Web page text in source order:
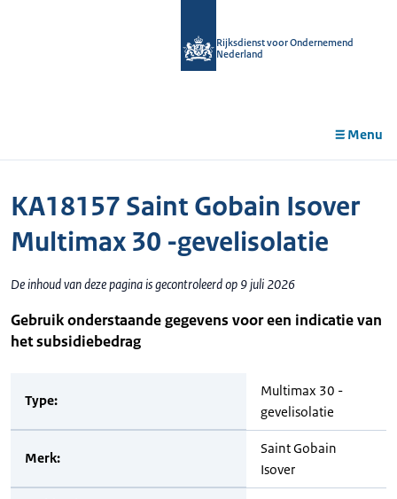
Rijksdienst voor Ondernemend
Nederland
Menu
KA18157 Saint Gobain Isover
Multimax 30 -gevelisolatie
De inhoud van deze pagina is gecontroleerd op 9 juli 2026
Gebruik onderstaande gegevens voor een indicatie van
het subsidiebedrag
Type:
Multimax 30 -
gevelisolatie
Merk:
Saint Gobain
Isover